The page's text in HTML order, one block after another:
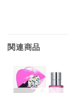
関連商品